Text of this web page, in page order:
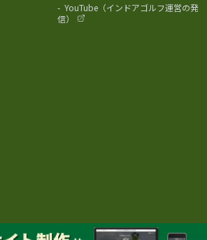
- YouTube（インドアゴルフ運営の発
信）